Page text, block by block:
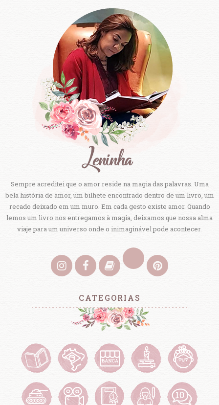
Sempre acreditei que o amor reside na magia das palavras. Uma
bela história de amor, um bilhete encontrado dentro de um livro, um
recado deixado em um muro. Em cada gesto existe amor. Quando
lemos um livro nos entregamos à magia, deixamos que nossa alma
viaje para um universo onde o inimaginável pode acontecer.
CATEGORIAS